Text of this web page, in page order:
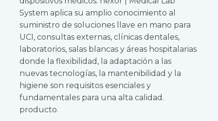
System aplica su amplio conocimiento al
suministro de soluciones llave en mano para
UCI, consultas externas, clínicas dentales,
laboratorios, salas blancas y áreas hospitalarias
donde la flexibilidad, la adaptación a las
nuevas tecnologías, la mantenibilidad y la
higiene son requisitos esenciales y
fundamentales para una alta calidad.
producto.